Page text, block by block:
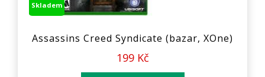
Skladem
Assassins Creed Syndicate (bazar, XOne)
199 Kč